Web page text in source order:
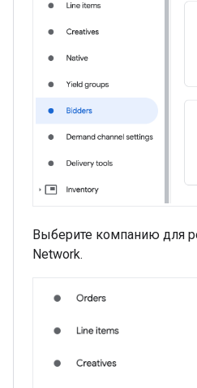
Выберите компанию для
Network.